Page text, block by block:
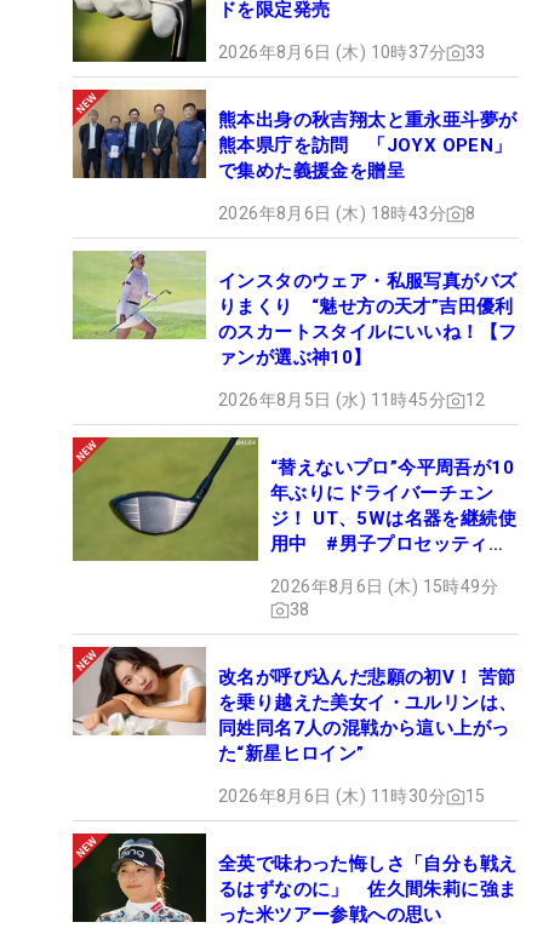
ドを限定発売
2026年8月6日 (木) 10時37分 33
熊本出身の秋吉翔太と重永亜斗夢が
熊本県庁を訪問 「JOYX OPEN」
で集めた義援金を贈呈
2026年8月6日 (木) 18時43分 8
インスタのウェア・私服写真がバズ
りまくり “魅せ方の天才”吉田優利
のスカートスタイルにいいね！【フ
ァンが選ぶ神10】
2026年8月5日 (水) 11時45分 12
“替えないプロ”今平周吾が10
年ぶりにドライバーチェン
ジ！ UT、5Wは名器を継続使
用中 #男子プロセッティン
2026年8月6日 (木) 15時49分
38
改名が呼び込んだ悲願の初V！ 苦節
を乗り越えた美女イ・ユルリンは、
同姓同名7人の混戦から這い上がっ
た“新星ヒロイン”
2026年8月6日 (木) 11時30分 15
全英で味わった悔しさ「自分も戦え
るはずなのに」 佐久間朱莉に強ま
った米ツアー参戦への思い